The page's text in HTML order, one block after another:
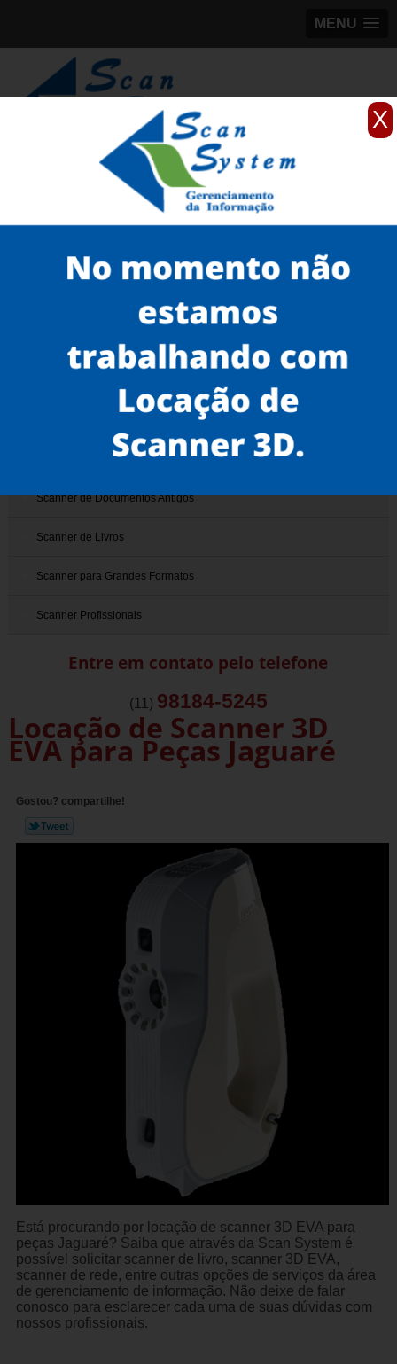
X
MENU
98184-5245
scanner 3D EVA para peças
locação de scanner 3D EVA para peças Jaguaré
Serviços
Scanner de Documentos
Scanner de Documentos Antigos
Scanner de Livros
Scanner para Grandes Formatos
Scanner Profissionais
Entre em contato pelo telefone
(11) 98184-5245
Locação de Scanner 3D
EVA para Peças Jaguaré
Gostou? compartilhe!
Está procurando por locação de scanner 3D EVA para
peças Jaguaré? Saiba que através da Scan System é
possível solicitar scanner de livro, scanner 3D EVA,
scanner de rede, entre outras opções de serviços da área
de gerenciamento de informação. Não deixe de falar
conosco para esclarecer cada uma de suas dúvidas com
nossos profissionais.